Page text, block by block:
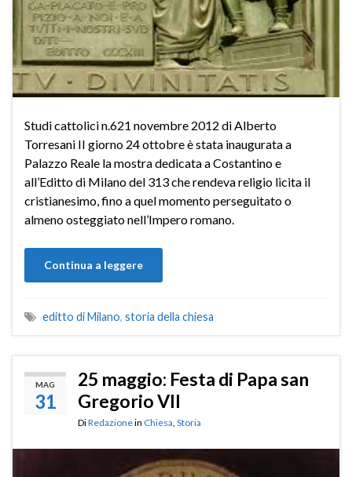
Studi cattolici n.621 novembre 2012 di Alberto
Torresani II giorno 24 ottobre è stata inaugurata a
Palazzo Reale la mostra dedicata a Costantino e
all’Editto di Milano del 313 che rendeva religio licita il
cristianesimo, fino a quel momento perseguitato o
almeno osteggiato nell’Impero romano.
Continua a leggere
editto di Milano, storia della chiesa
MAG
31
25 maggio: Festa di Papa san
Gregorio VII
DiRedazionein Chiesa, Storia